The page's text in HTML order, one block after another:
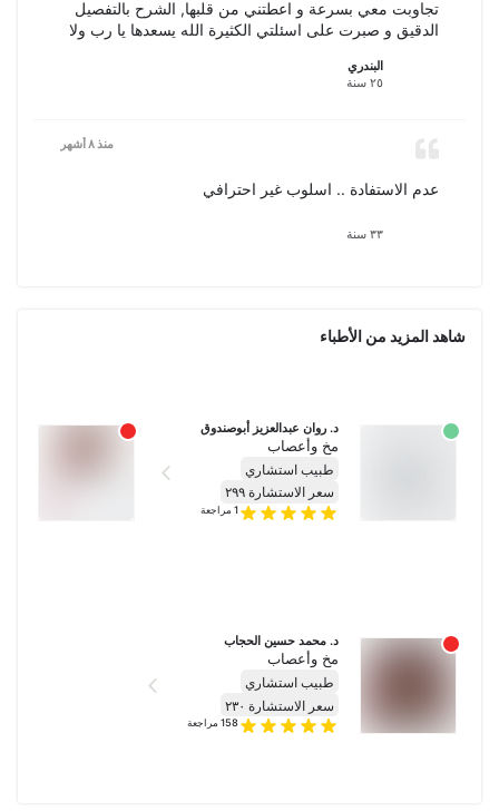
تجاوبت معي بسرعة و اعطتني من قلبها, الشرح بالتفصيل
الدقيق و صبرت على اسئلتي الكثيرة الله يسعدها يا رب ولا
البندري
٢٥ سنة
منذ ٨ أشهر
عدم الاستفادة .. اسلوب غير احترافي
٣٣ سنة
شاهد المزيد من الأطباء
د. روان عبدالعزيز أبوصندوق
مخ وأعصاب
طبيب استشاري
سعر الاستشارة ٢٩٩
1 مراجعة
د. محمد حسين الحجاب
مخ وأعصاب
طبيب استشاري
سعر الاستشارة ٢٣٠
158 مراجعة